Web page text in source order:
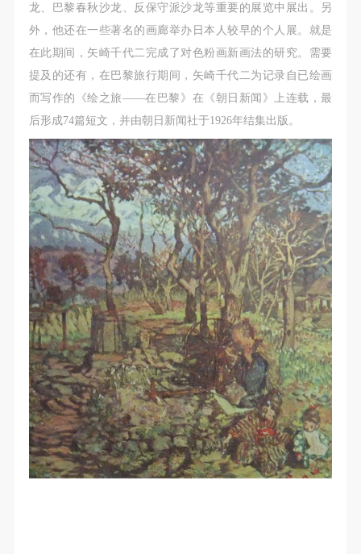
龙、巴黎春秋沙龙、反保守派沙龙等重要的展览中展出。另
外，他还在一些著名的画廊举办日本人较早的个人展。就是
在此期间，矢崎千代二完成了对色粉画新画法的研究。需要
提及的还有，在巴黎旅行期间，矢崎千代二为记录自已绘画
而写作的《绘之旅——在巴黎》在《朝日新闻》上连载，最
后形成74篇短文，并由朝日新闻社于1926年结集出版。